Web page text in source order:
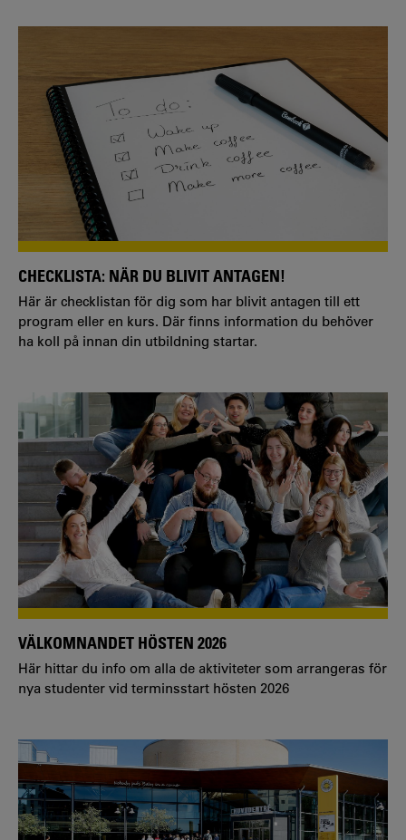
CHECKLISTA: NÄR DU BLIVIT ANTAGEN!
Här är checklistan för dig som har blivit antagen till ett
program eller en kurs. Där finns information du behöver
ha koll på innan din utbildning startar.
VÄLKOMNANDET HÖSTEN 2026
Här hittar du info om alla de aktiviteter som arrangeras för
nya studenter vid terminsstart hösten 2026